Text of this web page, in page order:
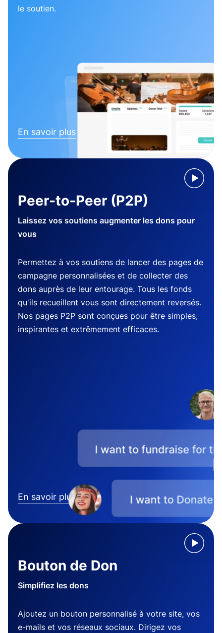
le soutien.
En savoir plus
Peer-to-Peer (P2P)
Laissez vos soutiens augmenter les dons pour
vous
Permettez à vos soutiens de lancer des pages de
campagne personnalisées et de collecter des
dons auprès de leur entourage. Tous les fonds
qu'ils recueillent vous sont directement reversés.
Nos pages P2P sont conçues pour être simples,
inspirantes et extrêmement efficaces.
En savoir plus
Bouton de Don
Simplifiez les dons
Ajoutez un bouton personnalisé à votre site, vos
e-mails et vos réseaux sociaux. Dirigez vos